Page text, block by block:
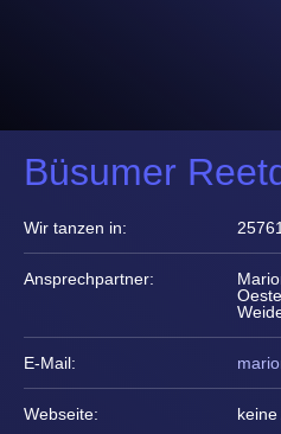
Büsumer
Wir tanzen in:
Ansprechpartner:
E-Mail:
Webseite: